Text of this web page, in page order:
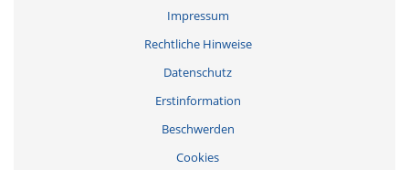
Impressum
Rechtliche Hinweise
Datenschutz
Erstinformation
Beschwerden
Cookies